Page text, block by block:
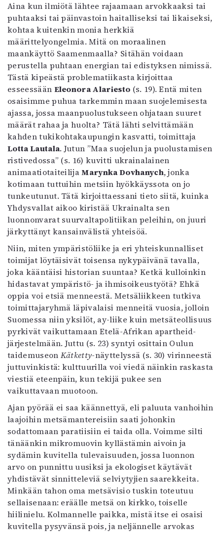
Aina kun ilmiötä lähtee rajaamaan arvokkaaksi tai
puhtaaksi tai päinvastoin haitalliseksi tai likaiseksi,
kohtaa kuitenkin monia herkkiä
määrittelyongelmia. Mitä on moraalinen
maankäyttö Saamenmaalla? Sitähän voidaan
perustella puhtaan energian tai edistyksen nimissä.
Tästä kipeästä problematiikasta kirjoittaa
esseessään Eleonora Alariesto (s. 19). Entä miten
osaisimme puhua tarkemmin maan suojelemisesta
ajassa, jossa maanpuolustukseen ohjataan suuret
määrät rahaa ja huolta? Tätä lähti selvittämään
kahden tukikohtakaupungin kasvatti, toimittaja
Lotta Lautala. Jutun ”Maa suojelun ja puolustamisen
ristivedossa” (s. 16) kuvitti ukrainalainen
animaatiotaiteilijaMarynka Dovhanych, jonka
kotimaan tuttuihin metsiin hyökkäyssota on jo
tunkeutunut. Tätä kirjoittaessani tieto siitä, kuinka
Yhdysvallat aikoo kiristää Ukrainalta sen
luonnonvarat suurvaltapolitiikan peleihin, on juuri
järkyttänyt kansainvälistä yhteisöä.
Niin, miten ympäristöliike ja eri yhteiskunnalliset
toimijat löytäisivät toisensa nykypäivänä tavalla,
joka kääntäisi historian suuntaa? Ketkä kulloinkin
hidastavat ympäristö- ja ihmisoikeustyötä? Ehkä
oppia voi etsiä menneestä. Metsäliikkeen tutkiva
toimittajaryhmä läpivalaisi menneitä vuosia, jolloin
Suomessa niin yksilöt, ay-liike kuin metsäteollisuus
pyrkivät vaikuttamaan Etelä-Afrikan apartheid-
järjestelmään. Juttu (s. 23) syntyi osittain Oulun
taidemuseon Kätketty-näyttelyssä (s. 30) virinneestä
juttuvinkistä: kulttuurilla voi viedä näinkin raskasta
viestiä eteenpäin, kun tekijä pukee sen
vaikuttavaan muotoon.
Ajan pyörää ei saa käännettyä, eli paluuta vanhoihin
laajoihin metsämantereisiin saati johonkin
sodattomaan paratiisiin ei taida olla. Voimme silti
tänäänkin mikromuovin kyllästämin aivoin ja
sydämin kuvitella tulevaisuuden, jossa luonnon
arvo on punnittu uusiksi ja ekologiset käytävät
yhdistävät sinnitteleviä selviytyjien saarekkeita.
Minkään tahon oma metsävisio tuskin toteutuu
sellaisenaan: eräälle metsä on kirkko, toiselle
hiilinielu. Kolmannelle paikka, mistä itse ei osaisi
kuvitella pysyvänsä pois, ja neljännelle arvokas